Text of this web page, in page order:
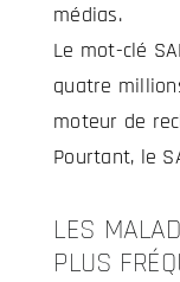
médias.
Le mot-clé
quatre
moteur de
Pourtant, le
LES
PLUS